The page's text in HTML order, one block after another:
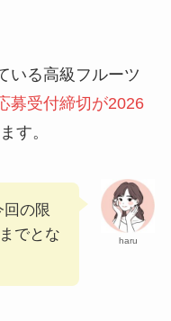
いる高級フルーツ
募受付締切が2026
す。
haru
の限
でとな